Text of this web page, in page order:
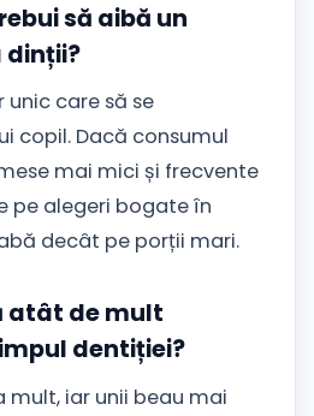
să aibă un
dinții?
unic care să se
copil. Dacă consumul
mai mici și frecvente
pe alegeri bogate în
decât pe porții mari.
atât de mult
dentiției?
mult, iar unii beau mai